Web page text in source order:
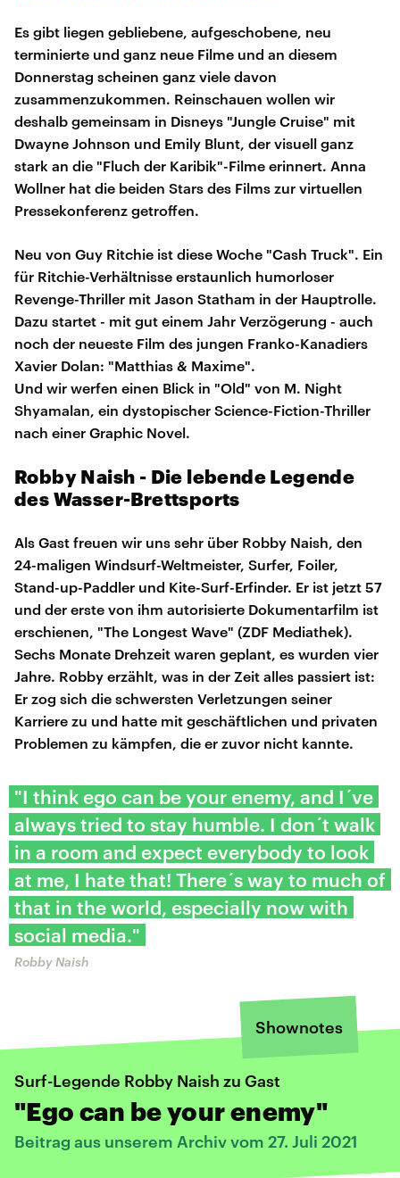
Es gibt liegen gebliebene, aufgeschobene, neu
terminierte und ganz neue Filme und an diesem
Donnerstag scheinen ganz viele davon
zusammenzukommen. Reinschauen wollen wir
deshalb gemeinsam in Disneys "Jungle Cruise" mit
Dwayne Johnson und Emily Blunt, der visuell ganz
stark an die "Fluch der Karibik"-Filme erinnert. Anna
Wollner hat die beiden Stars des Films zur virtuellen
Pressekonferenz getroffen.
Neu von Guy Ritchie ist diese Woche "Cash Truck". Ein
für Ritchie-Verhältnisse erstaunlich humorloser
Revenge-Thriller mit Jason Statham in der Hauptrolle.
Dazu startet - mit gut einem Jahr Verzögerung - auch
noch der neueste Film des jungen Franko-Kanadiers
Xavier Dolan: "Matthias & Maxime".
Und wir werfen einen Blick in "Old" von M. Night
Shyamalan, ein dystopischer Science-Fiction-Thriller
nach einer Graphic Novel.
Robby Naish - Die lebende Legende
des Wasser-Brettsports
Als Gast freuen wir uns sehr über Robby Naish, den
24-maligen Windsurf-Weltmeister, Surfer, Foiler,
Stand-up-Paddler und Kite-Surf-Erfinder. Er ist jetzt 57
und der erste von ihm autorisierte Dokumentarfilm ist
erschienen, "The Longest Wave" (ZDF Mediathek).
Sechs Monate Drehzeit waren geplant, es wurden vier
Jahre. Robby erzählt, was in der Zeit alles passiert ist:
Er zog sich die schwersten Verletzungen seiner
Karriere zu und hatte mit geschäftlichen und privaten
Problemen zu kämpfen, die er zuvor nicht kannte.
"I think ego can be your enemy, and I´ve
always tried to stay humble. I don´t walk
in a room and expect everybody to look
at me, I hate that! There´s way to much of
that in the world, especially now with
social media."
Robby Naish
Shownotes
Surf-Legende Robby Naish zu Gast
"Ego can be your enemy"
Beitrag aus unserem Archiv vom 27. Juli 2021